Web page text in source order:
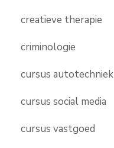
creatieve therapie
criminologie
cursus autotechniek
cursus social media
cursus vastgoed